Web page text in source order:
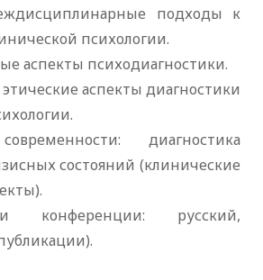
подходы к
психологии.
аспекты психодиагностики.
аспекты диагностики
диагностика
состояний (клинические
конференции: русский,